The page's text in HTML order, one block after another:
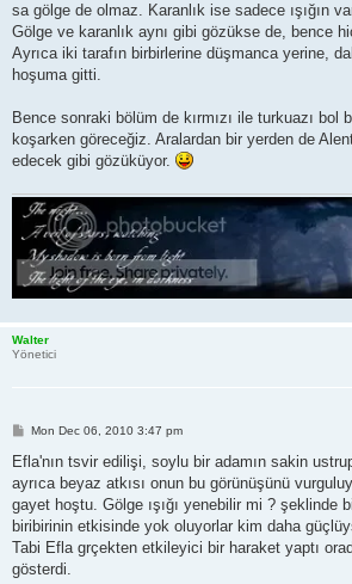
sa gölge de olmaz. Karanlık ise sadece ışığın
Gölge ve karanlık aynı gibi gözükse de, bence
Ayrıca iki tarafın birbirlerine düşmanca yerine,
hoşuma gitti.
Bence sonraki bölüm de kırmızı ile turkuazı bol
koşarken göreceğiz. Aralardan bir yerden de
edecek gibi gözüküyor.
Walter
Yönetici
P
s
Mon Dec 06, 2010 3:47 pm
Efla'nın tsvir edilişi, soylu bir adamın sakin
ayrıca beyaz atkısı onun bu görünüşünü
gayet hoştu. Gölge ışığı yenebilir mi ? şeklinde
biribirinin etkisinde yok oluyorlar kim daha
Tabi Efla grçekten etkileyici bir haraket yaptı
gösterdi.